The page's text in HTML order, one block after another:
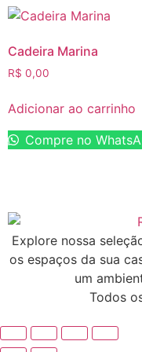
Cadeira Marina
R$ 0,00
Adicionar ao carrinho
Compre no
Explore nossa
os espaços da sua
um
Todos